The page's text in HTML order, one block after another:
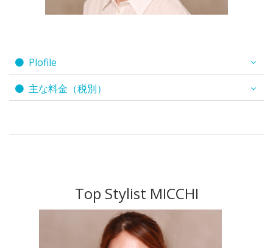
Plofile
主な料金（税別）
Top Stylist MICCHI